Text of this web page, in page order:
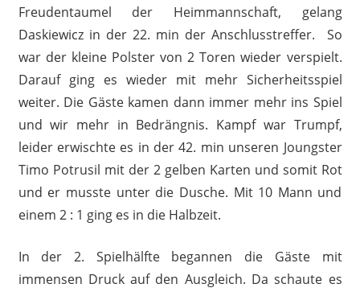
Freudentaumel der Heimmannschaft, gelang
Daskiewicz in der 22. min der Anschlusstreffer. So
war der kleine Polster von 2 Toren wieder verspielt.
Darauf ging es wieder mit mehr Sicherheitsspiel
weiter. Die Gäste kamen dann immer mehr ins Spiel
und wir mehr in Bedrängnis. Kampf war Trumpf,
leider erwischte es in der 42. min unseren Joungster
Timo Potrusil mit der 2 gelben Karten und somit Rot
und er musste unter die Dusche. Mit 10 Mann und
einem 2 : 1 ging es in die Halbzeit.
In der 2. Spielhälfte begannen die Gäste mit
immensen Druck auf den Ausgleich. Da schaute es